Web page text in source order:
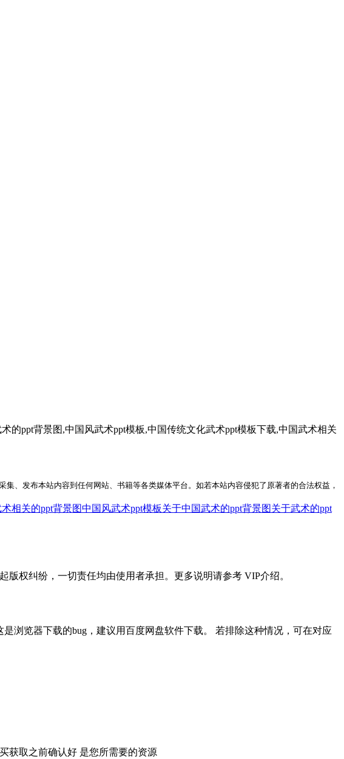
的ppt背景图,中国风武术ppt模板,中国传统文化武术ppt模板下载,中国武术相关
、发布本站内容到任何网站、书籍等各类媒体平台。如若本站内容侵犯了原著者的合法权益，
相关的ppt背景图中国风武术ppt模板关于中国武术的ppt背景图关于武术的ppt
权纠纷，一切责任均由使用者承担。更多说明请参考 VIP介绍。
浏览器下载的bug，建议用百度网盘软件下载。 若排除这种情况，可在对应
获取之前确认好 是您所需要的资源